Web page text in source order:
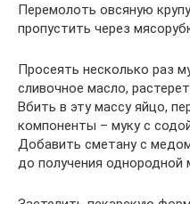
Перемолоть овсяную
пропустить через
Просеять несколько раз
сливочное масло,
Вбить в эту массу яйцо,
компоненты – муку с
Добавить сметану с
до получения однородной